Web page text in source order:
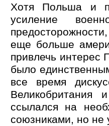
Хотя Польша и
усиление
еще больше
привлечь интерес
было
все время
ссылался на
союзниками, но не